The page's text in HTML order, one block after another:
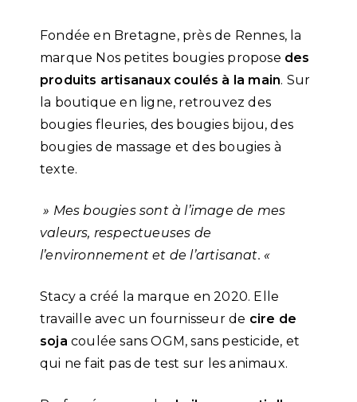
Fondée en Bretagne, près de Rennes, la
marque Nos petites bougies propose des
produits artisanaux coulés à la main. Sur
la boutique en ligne, retrouvez des
bougies fleuries, des bougies bijou, des
bougies de massage et des bougies à
texte.
» Mes bougies sont à l’image de mes
valeurs, respectueuses de
l’environnement et de l’artisanat. «
Stacy a créé la marque en 2020. Elle
travaille avec un fournisseur de cire de
soja coulée sans OGM, sans pesticide, et
qui ne fait pas de test sur les animaux.